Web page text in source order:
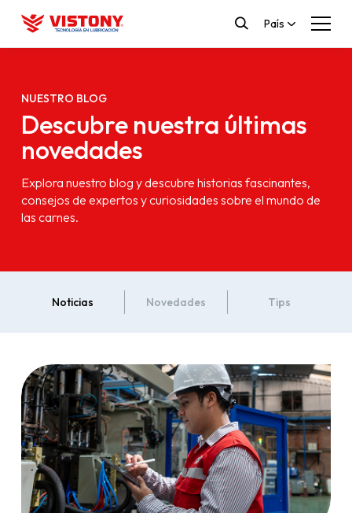
País
NUESTRO BLOG
Descubre nuestra últimas
novedades
Explora nuestro blog y descubre historias fascinantes,
consejos de expertos y curiosidades sobre el mundo de
las carnes.
Noticias Novedades Tips